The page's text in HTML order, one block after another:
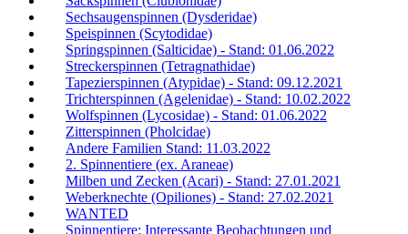
Sechsaugenspinnen (Dysderidae)
Speispinnen (Scytodidae)
Springspinnen (Salticidae) - Stand: 01.06.2022
Streckerspinnen (Tetragnathidae)
Tapezierspinnen (Atypidae) - Stand: 09.12.2021
Trichterspinnen (Agelenidae) - Stand: 10.02.2022
Wolfspinnen (Lycosidae) - Stand: 01.06.2022
Zitterspinnen (Pholcidae)
Andere Familien Stand: 11.03.2022
2. Spinnentiere (ex. Araneae)
Milben und Zecken (Acari) - Stand: 27.01.2021
Weberknechte (Opiliones) - Stand: 27.02.2021
WANTED
Spinnentiere: Interessante Beobachtungen und